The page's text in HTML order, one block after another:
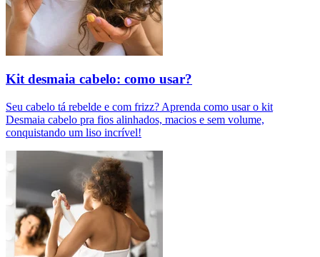
Kit desmaia cabelo: como usar?
Seu cabelo tá rebelde e com frizz? Aprenda como usar o kit
Desmaia cabelo pra fios alinhados, macios e sem volume,
conquistando um liso incrível!